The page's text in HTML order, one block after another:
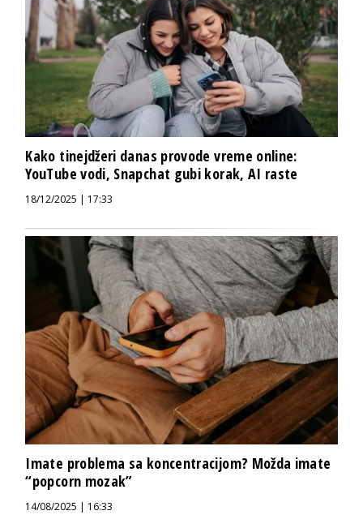
Kako tinejdžeri danas provode vreme online:
YouTube vodi, Snapchat gubi korak, AI raste
18/12/2025 | 17:33
Imate problema sa koncentracijom? Možda imate
“popcorn mozak”
14/08/2025 | 16:33